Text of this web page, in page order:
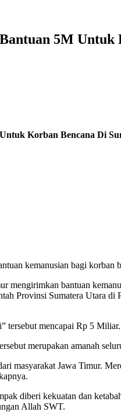
5M Untuk
Korban Bencana Di
kemanusian bagi korban
mengirimkan bantuan
Provinsi Sumatera Utara
tersebut mencapai Rp 5
merupakan amanah
masyarakat Jawa Timur.
diberi kekuatan dan
Allah SWT.